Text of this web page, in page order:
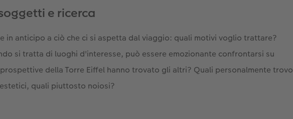
e ricerca
in anticipo a ciò che ci si aspetta dal viaggio: quali motivi voglio trattare?
si tratta di luoghi d'interesse, può essere emozionante confrontarsi su
della Torre Eiffel hanno trovato gli altri? Quali personalmente trovo
quali piuttosto noiosi?